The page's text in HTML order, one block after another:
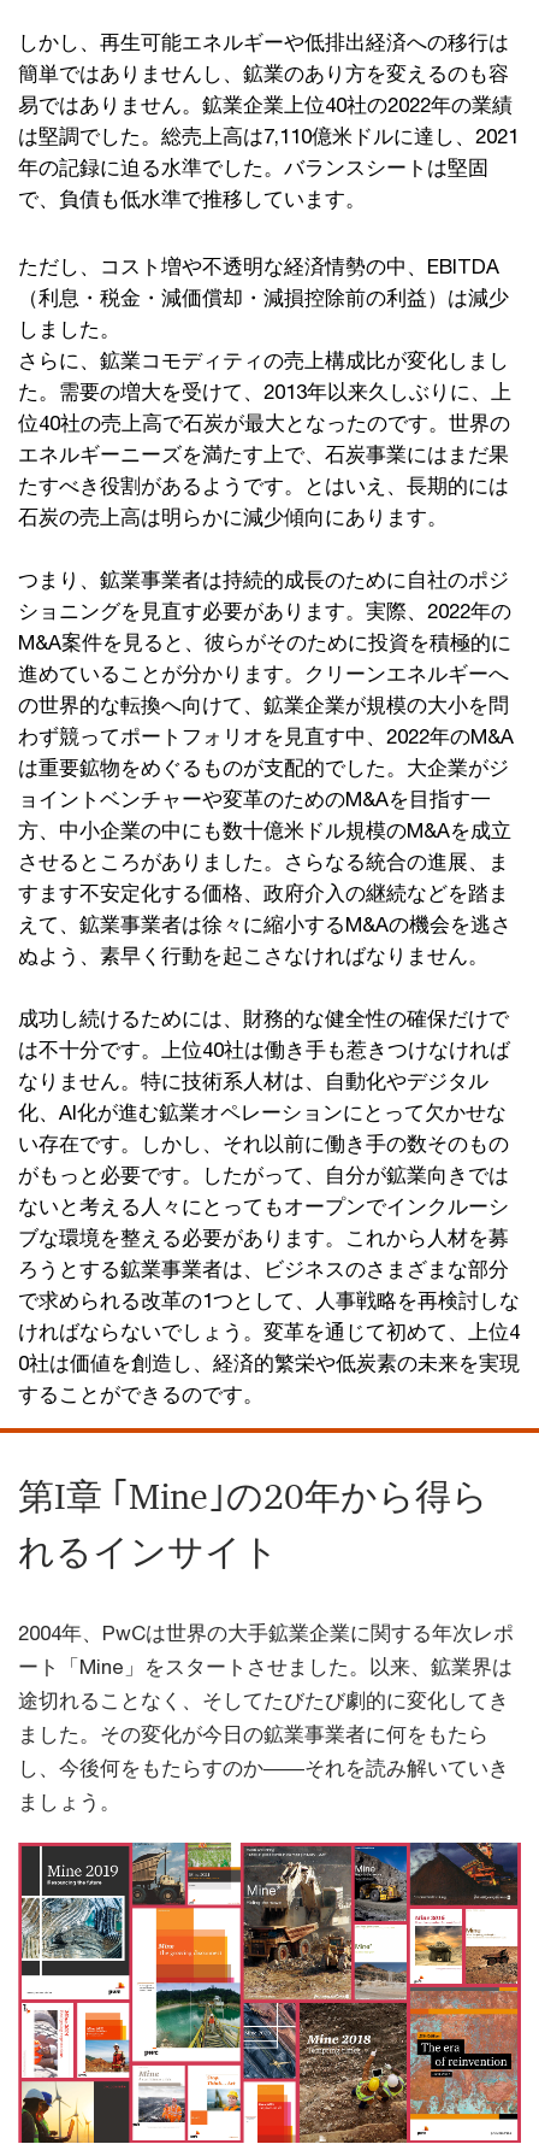
しかし、再生可能エネルギーや低排出経済への移行は
簡単ではありませんし、鉱業のあり方を変えるのも容
易ではありません。鉱業企業上位40社の2022年の業績
は堅調でした。総売上高は7,110億米ドルに達し、2021
年の記録に迫る水準でした。バランスシートは堅固
で、負債も低水準で推移しています。
ただし、コスト増や不透明な経済情勢の中、EBITDA
（利息・税金・減価償却・減損控除前の利益）は減少
しました。
さらに、鉱業コモディティの売上構成比が変化しまし
た。需要の増大を受けて、2013年以来久しぶりに、上
位40社の売上高で石炭が最大となったのです。世界の
エネルギーニーズを満たす上で、石炭事業にはまだ果
たすべき役割があるようです。とはいえ、長期的には
石炭の売上高は明らかに減少傾向にあります。
つまり、鉱業事業者は持続的成長のために自社のポジ
ショニングを見直す必要があります。実際、2022年の
M&A案件を見ると、彼らがそのために投資を積極的に
進めていることが分かります。クリーンエネルギーへ
の世界的な転換へ向けて、鉱業企業が規模の大小を問
わず競ってポートフォリオを見直す中、2022年のM&A
は重要鉱物をめぐるものが支配的でした。大企業がジ
ョイントベンチャーや変革のためのM&Aを目指す一
方、中小企業の中にも数十億米ドル規模のM&Aを成立
させるところがありました。さらなる統合の進展、ま
すます不安定化する価格、政府介入の継続などを踏ま
えて、鉱業事業者は徐々に縮小するM&Aの機会を逃さ
ぬよう、素早く行動を起こさなければなりません。
成功し続けるためには、財務的な健全性の確保だけで
は不十分です。上位40社は働き手も惹きつけなければ
なりません。特に技術系人材は、自動化やデジタル
化、AI化が進む鉱業オペレーションにとって欠かせな
い存在です。しかし、それ以前に働き手の数そのもの
がもっと必要です。したがって、自分が鉱業向きでは
ないと考える人々にとってもオープンでインクルーシ
ブな環境を整える必要があります。これから人材を募
ろうとする鉱業事業者は、ビジネスのさまざまな部分
で求められる改革の1つとして、人事戦略を再検討しな
ければならないでしょう。変革を通じて初めて、上位4
0社は価値を創造し、経済的繁栄や低炭素の未来を実現
することができるのです。
第I章 ｢Mine｣の20年から得ら
れるインサイト
2004年、PwCは世界の大手鉱業企業に関する年次レポ
ート「Mine」をスタートさせました。以来、鉱業界は
途切れることなく、そしてたびたび劇的に変化してき
ました。その変化が今日の鉱業事業者に何をもたら
し、今後何をもたらすのか――それを読み解いていき
ましょう。